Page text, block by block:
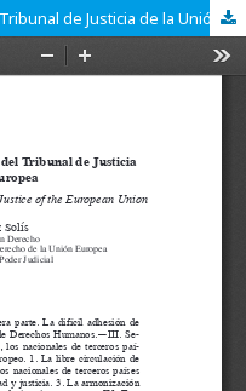
Comentario de Jurisprudencia del Tribunal de Justicia de la Unión Europea